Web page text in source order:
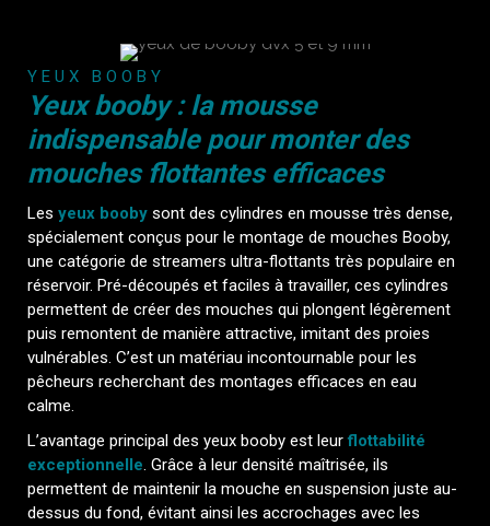
YEUX BOOBY
Yeux booby : la mousse
indispensable pour monter des
mouches flottantes efficaces
Les yeux booby sont des cylindres en mousse très dense,
spécialement conçus pour le montage de mouches Booby,
une catégorie de streamers ultra-flottants très populaire en
réservoir. Pré-découpés et faciles à travailler, ces cylindres
permettent de créer des mouches qui plongent légèrement
puis remontent de manière attractive, imitant des proies
vulnérables. C’est un matériau incontournable pour les
pêcheurs recherchant des montages efficaces en eau
calme.
L’avantage principal des yeux booby est leurflottabilité
exceptionnelle. Grâce à leur densité maîtrisée, ils
permettent de maintenir la mouche en suspension juste au-
dessus du fond, évitant ainsi les accrochages avec les